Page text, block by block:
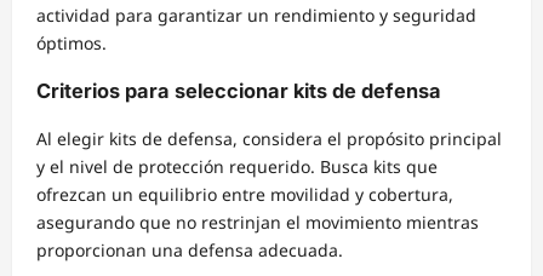
actividad para garantizar un rendimiento y seguridad
óptimos.
Criterios para seleccionar kits de defensa
Al elegir kits de defensa, considera el propósito principal
y el nivel de protección requerido. Busca kits que
ofrezcan un equilibrio entre movilidad y cobertura,
asegurando que no restrinjan el movimiento mientras
proporcionan una defensa adecuada.